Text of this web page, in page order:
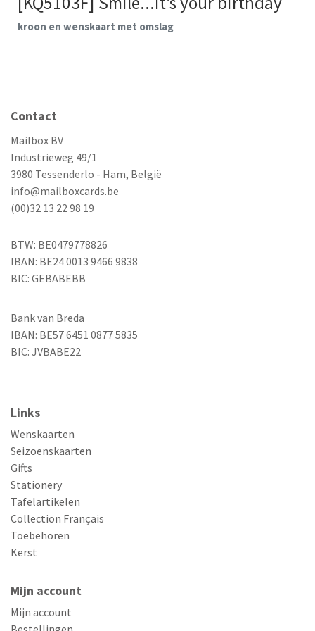
kroon en wenskaart met omslag
Contact
Mailbox BV
Industrieweg 49/1
3980 Tessenderlo - Ham, België
info@mailboxcards.be
(00)32 13 22 98 19
BTW: BE0479778826
IBAN: BE24 0013 9466 9838
BIC: GEBABEBB
Bank van Breda
IBAN: BE57 6451 0877 5835
BIC: JVBABE22
Links
Wenskaarten
Seizoenskaarten
Gifts
Stationery
Tafelartikelen
Collection Français
Toebehoren
Kerst
Mijn account
Mijn account